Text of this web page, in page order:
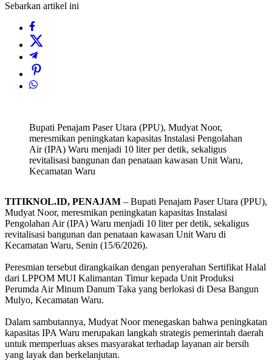
Sebarkan artikel ini
Bupati Penajam Paser Utara (PPU), Mudyat Noor,
meresmikan peningkatan kapasitas Instalasi Pengolahan
Air (IPA) Waru menjadi 10 liter per detik, sekaligus
revitalisasi bangunan dan penataan kawasan Unit Waru,
Kecamatan Waru
TITIKNOL.ID, PENAJAM – Bupati Penajam Paser Utara (PPU),
Mudyat Noor, meresmikan peningkatan kapasitas Instalasi
Pengolahan Air (IPA) Waru menjadi 10 liter per detik, sekaligus
revitalisasi bangunan dan penataan kawasan Unit Waru di
Kecamatan Waru, Senin (15/6/2026).
‎Peresmian tersebut dirangkaikan dengan penyerahan Sertifikat Halal
dari LPPOM MUI Kalimantan Timur kepada Unit Produksi
Perumda Air Minum Danum Taka yang berlokasi di Desa Bangun
Mulyo, Kecamatan Waru.
‎Dalam sambutannya, Mudyat Noor menegaskan bahwa peningkatan
kapasitas IPA Waru merupakan langkah strategis pemerintah daerah
untuk memperluas akses masyarakat terhadap layanan air bersih
yang layak dan berkelanjutan.